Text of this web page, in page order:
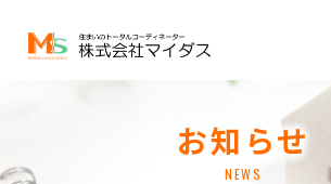
お知らせ
NEWS